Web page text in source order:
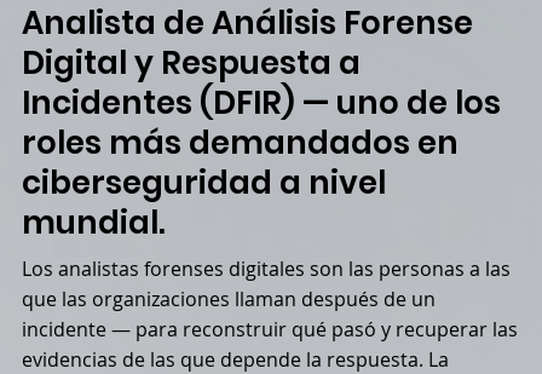
Los analistas forenses digitales son las personas a las
que las organizaciones llaman después de un
incidente — para reconstruir qué pasó y recuperar las
evidencias de las que depende la respuesta. La
Analista de Análisis Forense
Digital y Respuesta a
Incidentes (DFIR) — uno de los
roles más demandados en
ciberseguridad a nivel
mundial.